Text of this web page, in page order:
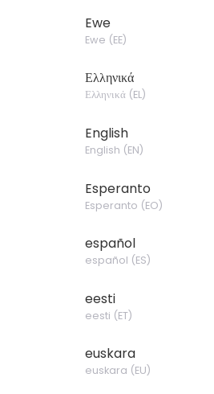
Ewe
Ewe (EE)
Ελληνικά
Ελληνικά(EL)
English
English (EN)
Esperanto
Esperanto (EO)
español
español (ES)
eesti
eesti (ET)
euskara
euskara (EU)